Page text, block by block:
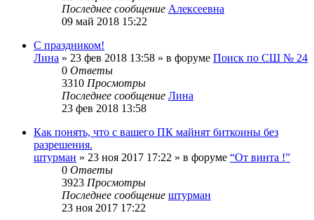
Последнее сообщение Алексеевна
09 май 2018 15:22
С праздником!
Лина » 23 фев 2018 13:58 » в форуме Поиск по СШ № 24
0 Ответы
3310 Просмотры
Последнее сообщение Лина
23 фев 2018 13:58
Как понять, что с вашего ПК майнят биткоины без
разрешения.
штурман » 23 ноя 2017 17:22 » в форуме “От винта !”
0 Ответы
3923 Просмотры
Последнее сообщение штурман
23 ноя 2017 17:22